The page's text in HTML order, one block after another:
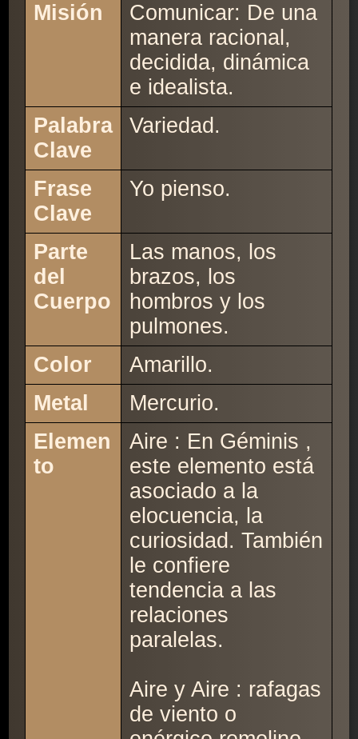
Misión
Comunicar: De una
manera racional,
decidida, dinámica
e idealista.
Palabra
Clave
Variedad.
Frase
Clave
Yo pienso.
Parte
del
Cuerpo
Las manos, los
brazos, los
hombros y los
pulmones.
Color
Amarillo.
Metal
Mercurio.
Elemen
to
Aire : En Géminis ,
este elemento está
asociado a la
elocuencia, la
curiosidad. También
le confiere
tendencia a las
relaciones
paralelas.
Aire y Aire : rafagas
de viento o